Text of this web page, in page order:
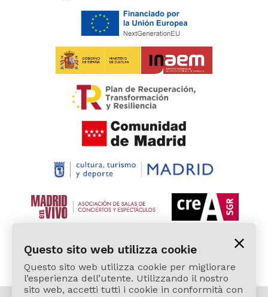
Questo sito web utilizza cookie
Questo sito web utilizza cookie per migliorare
l’esperienza dell’utente. Utilizzando il nostro
sito web, accetti tutti i cookie in conformità con